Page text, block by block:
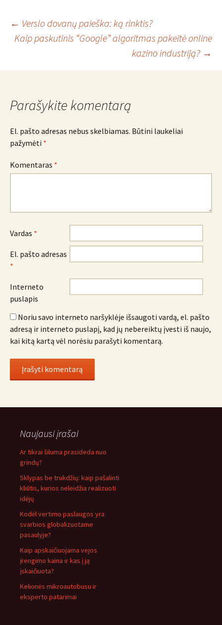
Įrašo
← Verslo dovanų paieška: ką rinktis?
Kaip paskutinis “Google” algoritmas pakeitė online
kazino industriją? →
Parašykite komentarą
El. pašto adresas nebus skelbiamas. Būtini laukeliai
pažymėti *
Komentaras *
Vardas *
El. pašto adresas
*
Interneto
puslapis
Noriu savo interneto naršyklėje išsaugoti vardą, el. pašto
adresą ir interneto puslapį, kad jų nebereiktų įvesti iš naujo,
kai kitą kartą vėl norėsiu parašyti komentarą.
Naujausi įrašai
Ar tikrai šiluma prasideda nuo
grindų?
Sklypas be trukdžių: kaip pašalinti
kliūtis, kurios neleidžia realizuoti
idėjų
Kodėl vertimo paslaugos yra
svarbios globalizuotame
pasaulyje?
Kaip apskaičiuojama vejos
įrengimo kaina ir kas į ją
įskaičiuota?
Kelionės mikroautobusu ir
eksperto patarimai